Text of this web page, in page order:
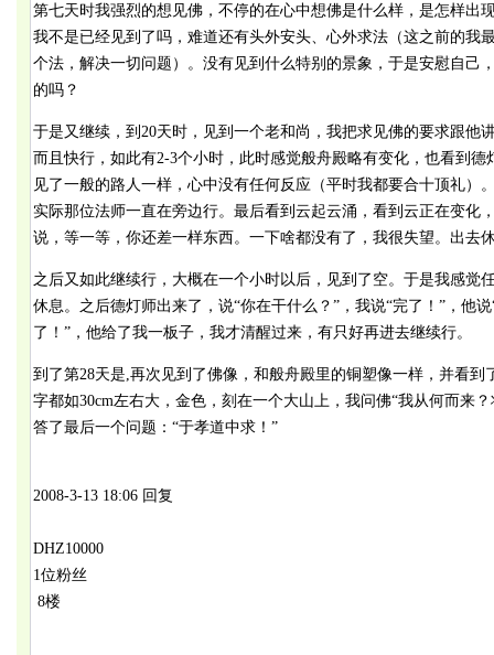
第七天时我强烈的想见佛，不停的在心中想佛是什么样，是怎样出
我不是已经见到了吗，难道还有头外安头、心外求法（这之前的我
个法，解决一切问题）。没有见到什么特别的景象，于是安慰自己
的吗？
于是又继续，到20天时，见到一个老和尚，我把求见佛的要求跟他
而且快行，如此有2-3个小时，此时感觉般舟殿略有变化，也看到
见了一般的路人一样，心中没有任何反应（平时我都要合十顶礼）
实际那位法师一直在旁边行。最后看到云起云涌，看到云正在变化
说，等一等，你还差一样东西。一下啥都没有了，我很失望。出去
之后又如此继续行，大概在一个小时以后，见到了空。于是我感觉
休息。之后德灯师出来了，说“你在干什么？”，我说“完了！”，他
了！”，他给了我一板子，我才清醒过来，有只好再进去继续行。
到了第28天是,再次见到了佛像，和般舟殿里的铜塑像一样，并看
字都如30cm左右大，金色，刻在一个大山上，我问佛“我从何而来
答了最后一个问题：“于孝道中求！”
2008-3-13 18:06 回复
DHZ10000
1位粉丝
8楼